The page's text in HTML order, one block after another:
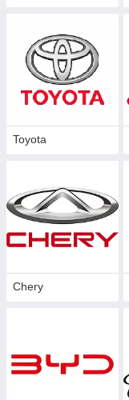
Toyota
Chery